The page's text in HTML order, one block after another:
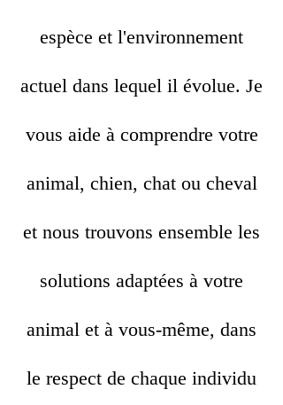
espèce et l'environnement
actuel dans lequel il évolue. Je
vous aide à comprendre votre
animal, chien, chat ou cheval
et nous trouvons ensemble les
solutions adaptées à votre
animal et à vous-même, dans
le respect de chaque individu